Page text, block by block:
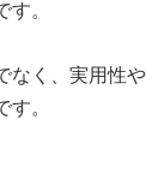
す。
なく、実用性
。